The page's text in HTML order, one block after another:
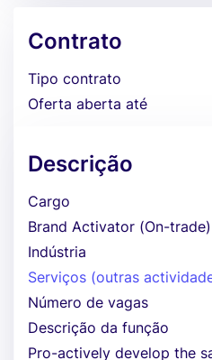
Contrato
Tipo contrato
Oferta aberta até
Descrição
Cargo
Brand Activator (On-trade)
Indústria
Serviços (outras
Número de vagas
Descrição da função
Pro-actively develop the